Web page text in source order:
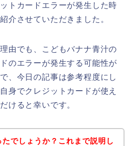
トカードエラーが発生した時
介させていただきました。
由でも、こどもバナナ青汁の
のエラーが発生する可能性が
、今日の記事は参考程度にし
身でクレジットカードが使え
けると幸いです。
たでしょうか？これまで説明し